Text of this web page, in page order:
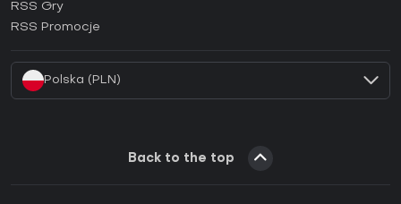
RSS Gry
RSS Promocje
Polska (PLN)
Back to the top